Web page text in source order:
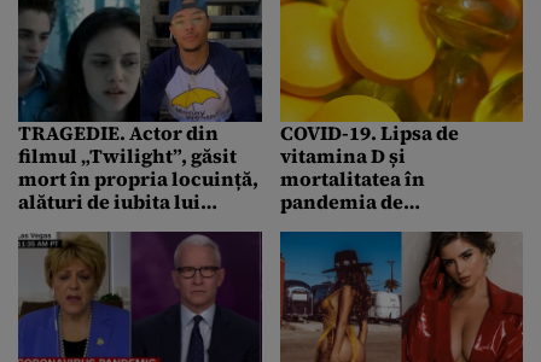
TRAGEDIE. Actor din
filmul „Twilight”, găsit
mort în propria locuință,
alături de iubita lui
COVID-19. Lipsa de
vitamina D și
mortalitatea în
pandemia de
român din SUA trage un
semnal de alarmă